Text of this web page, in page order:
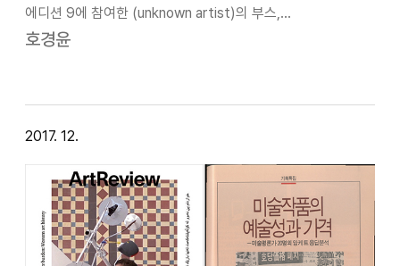
에디션 9에 참여한 (unknown artist)의 부스,
서울시립북서울미술관에서 개최된 언리미티드 에디션 9
호경윤
2017. 12.